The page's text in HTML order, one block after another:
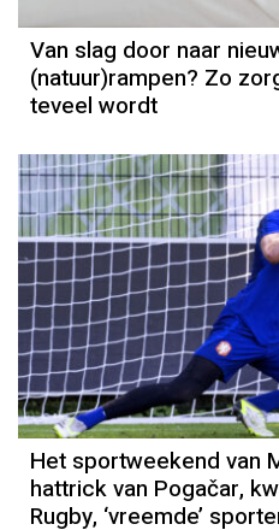
Van slag door naar
(natuur)rampen? Zo
teveel wordt
Het sportweekend van
hattrick van Pogačar,
Rugby, ‘vreemde’